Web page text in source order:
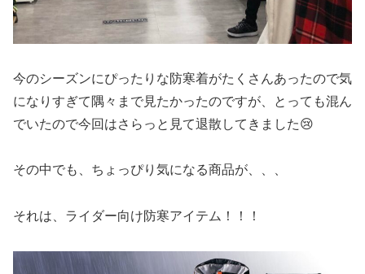
今のシーズンにぴったりな防寒着がたくさんあったので気
になりすぎて隅々まで見たかったのですが、とっても混ん
でいたので今回はさらっと見て退散してきました😢
その中でも、ちょっぴり気になる商品が、、、
それは、ライダー向け防寒アイテム！！！